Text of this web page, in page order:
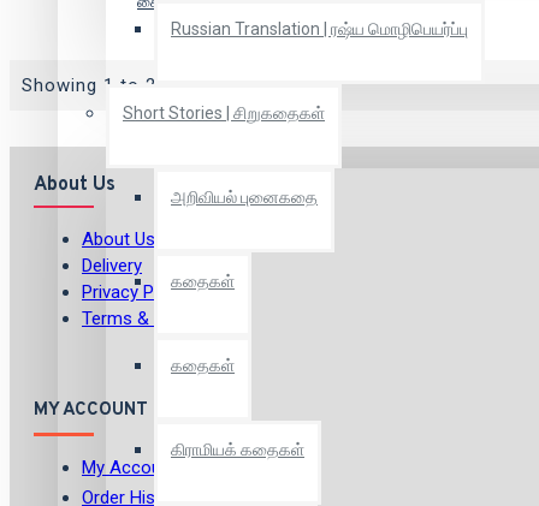
Russian Translation | ரஷ்ய மொழிபெயர்ப்பு
Short Stories | சிறுகதைகள்
அறிவியல் புனைகதை
கதைகள்
கதைகள்
கிராமியக் கதைகள்
Showing 1 to 2 of 2 (1 Pages)
About Us
About Us
Delivery
Privacy Policy
Terms & Conditions
MY ACCOUNT
My Account
Order History